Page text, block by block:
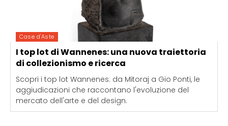
Case d'Aste
I top lot di Wannenes: una nuova traiettoria
di collezionismo e ricerca
Scopri i top lot Wannenes: da Mitoraj a Gio Ponti, le
aggiudicazioni che raccontano l'evoluzione del
mercato dell'arte e del design.